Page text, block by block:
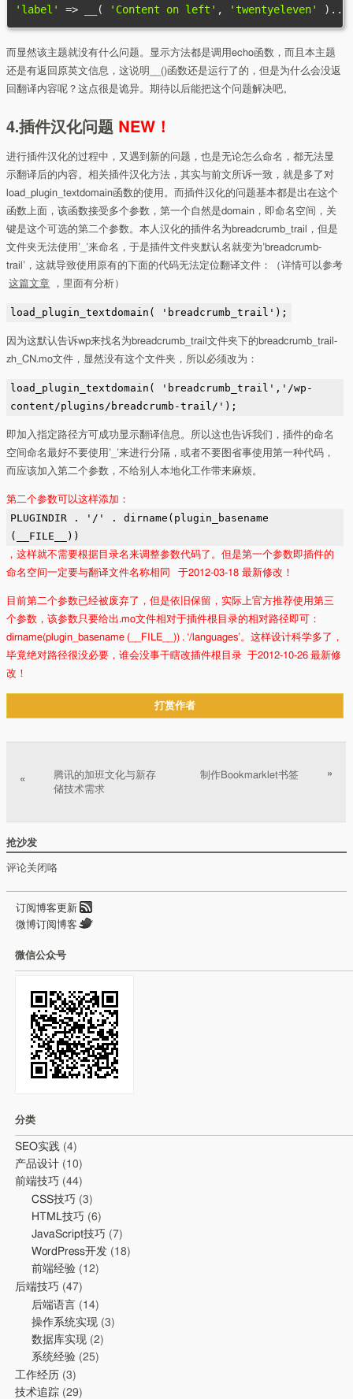
'label' => ( 'Content on left' , 'twentyeleven' )...
而显然该主题就没有什么问题。显示方法都是调用echo函数，而且本主题
还是有返回原英文信息，这说明__()函数还是运行了的，但是为什么会没返
回翻译内容呢？这点很是诡异。期待以后能把这个问题解决吧。
4.插件汉化问题 NEW！
进行插件汉化的过程中，又遇到新的问题，也是无论怎么命名，都无法显
示翻译后的内容。相关插件汉化方法，其实与前文所诉一致，就是多了对
load_plugin_textdomain函数的使用。而插件汉化的问题基本都是出在这个
函数上面，该函数接受多个参数，第一个自然是domain，即命名空间，关
键是这个可选的第二个参数。本人汉化的插件名为breadcrumb_trail，但是
文件夹无法使用’_’来命名，于是插件文件夹默认名就变为’breadcrumb-
trail’，这就导致使用原有的下面的代码无法定位翻译文件：（详情可以参考
这篇文章
，里面有分析）
load_plugin_textdomain( 'breadcrumb_trail');
因为这默认告诉wp来找名为breadcrumb_trail文件夹下的breadcrumb_trail-
zh_CN.mo文件，显然没有这个文件夹，所以必须改为：
load_plugin_textdomain( 'breadcrumb_trail','/wp-
content/plugins/breadcrumb-trail/');
即加入指定路径方可成功显示翻译信息。所以这也告诉我们，插件的命名
空间命名最好不要使用’_’来进行分隔，或者不要图省事使用第一种代码，
而应该加入第二个参数，不给别人本地化工作带来麻烦。
第二个参数可以这样添加：
PLUGINDIR . '/' . dirname(plugin_basename
(__FILE__))
，这样就不需要根据目录名来调整参数代码了。但是第一个参数即插件的
命名空间一定要与翻译文件名称相同 于2012-03-18 最新修改！
目前第二个参数已经被废弃了，但是依旧保留，实际上官方推荐使用第三
个参数，该参数只要给出.mo文件相对于插件根目录的相对路径即可：
dirname(plugin_basename (__FILE__)) . ‘/languages’。这样设计科学多了，
毕竟绝对路径很没必要，谁会没事干瞎改插件根目录于2012-10-26 最新修
改！
打赏作者
«
腾讯的加班文化与新存
储技术需求
制作Bookmarklet书签 »
抢沙发
评论关闭咯
订阅博客更新
微博订阅博客
微信公众号
分类
SEO实践 (4)
产品设计 (10)
前端技巧 (44)
CSS技巧 (3)
HTML技巧 (6)
JavaScript技巧 (7)
WordPress开发 (18)
前端经验 (12)
后端技巧 (47)
后端语言 (14)
操作系统实现 (3)
数据库实现 (2)
系统经验 (25)
工作经历 (3)
技术追踪 (29)